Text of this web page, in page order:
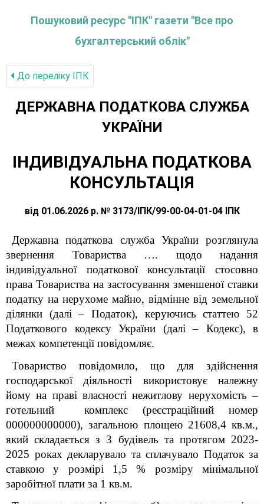
Пошуковий ресурс "ІПК" газети "Все про
бухгалтерський облік"
До переліку IПК
ДЕРЖАВНА ПОДАТКОВА СЛУЖБА
УКРАЇНИ
ІНДИВІДУАЛЬНА ПОДАТКОВА
КОНСУЛЬТАЦІЯ
від 01.06.2026 р. № 3173/ІПК/99-00-04-01-04 ІПК
Державна податкова служба України розглянула
звернення Товариства …. щодо надання
індивідуальної податкової консультації стосовно
права Товариства на застосування зменшеної ставки
податку на нерухоме майно, відмінне від земельної
ділянки (далі – Податок), керуючись статтею 52
Податкового кодексу України (далі – Кодекс), в
межах компетенції повідомляє.
Товариство повідомило, що для здійснення
господарської діяльності використовує належну
йому на праві власності нежитлову нерухомість –
готельний комплекс (реєстраційний номер
000000000000), загальною площею 21608,4 кв.м.,
який складається з 3 будівель та протягом 2023-
2025 роках декларувало та сплачувало Податок за
ставкою у розмірі 1,5 % розміру мінімальної
заробітної плати за 1 кв.м.